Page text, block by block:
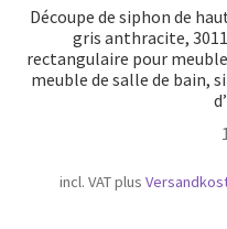
Découpe de siphon de
gris anthracite,
rectangulaire pour
meuble de salle de bain,
incl. VATplus